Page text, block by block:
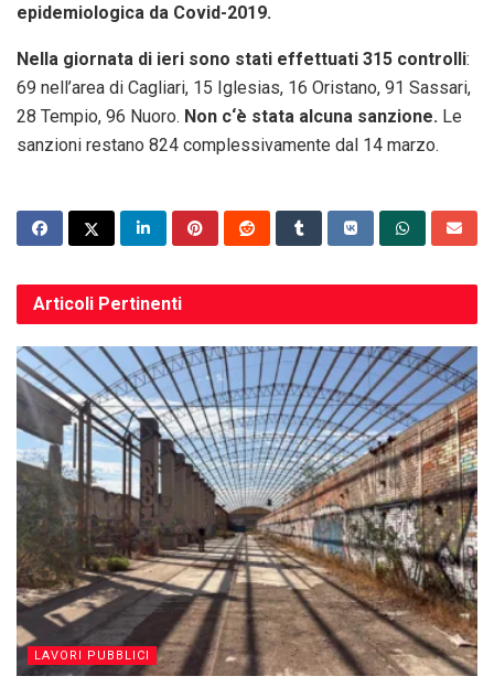
epidemiologica da Covid-2019.
Nella giornata di ieri sono stati effettuati 315 controlli:
69 nell’area di Cagliari, 15 Iglesias, 16 Oristano, 91 Sassari,
28 Tempio, 96 Nuoro. Non c‘è stata alcuna sanzione. Le
sanzioni restano 824 complessivamente dal 14 marzo.
Articoli Pertinenti
LAVORI PUBBLICI